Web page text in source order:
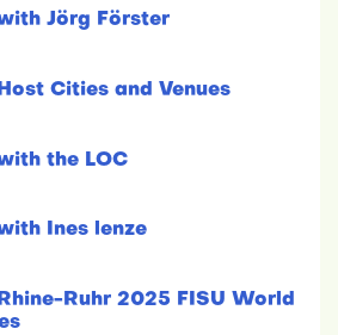
Jörg Förster
Cities and Venues
the LOC
Ines lenze
Ruhr 2025 FISU World